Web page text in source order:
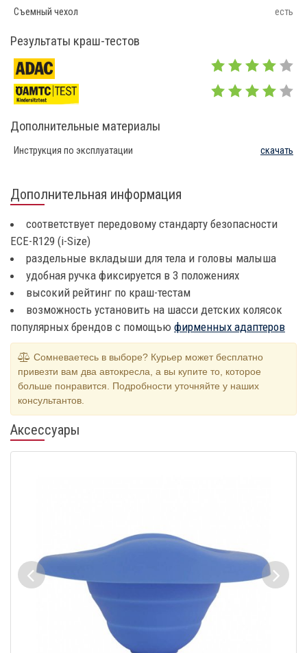
Съемный чехол
есть
Результаты краш-тестов
Дополнительные материалы
Инструкция по эксплуатации скачать
Дополнительная информация
соответствует передовому стандарту безопасности
ECE-R129 (i-Size)
раздельные вкладыши для тела и головы малыша
удобная ручка фиксируется в 3 положениях
высокий рейтинг по краш-тестам
возможность установить на шасси детских колясок
популярных брендов с помощью фирменных адаптеров
Сомневаетесь в выборе? Курьер может бесплатно
привезти вам два автокресла, а вы купите то, которое
больше понравится. Подробности уточняйте у наших
консультантов.
Аксессуары